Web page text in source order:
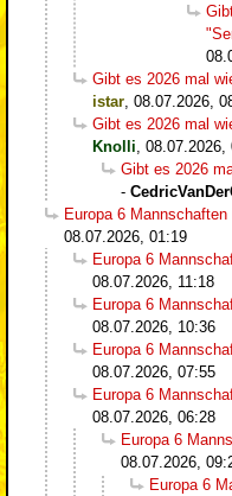
Gibt es 2026 mal
istar 08.07.2026,
Gibt es 2026 mal
Knolli 08.07.2026,
Gibt es 2026
-
Europa 6
08.07.2026, 01:19
Europa 6
08.07.2026, 11:18
Europa 6
08.07.2026, 10:36
Europa 6
08.07.2026, 07:55
Europa 6
08.07.2026, 06:28
Europa 6
08.07.2026,
Europa 6